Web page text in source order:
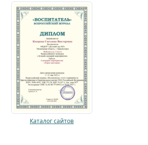
Каталог сайтов